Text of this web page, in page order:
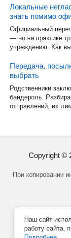
Локальные
знать помимо
Официальный
— но на практике
учреждению. Как
Передача,
выбрать
Родственники
бандероль.
отправлений, их
Copyright ©
При копировании
Задать
Наш сайт
работу сайта,